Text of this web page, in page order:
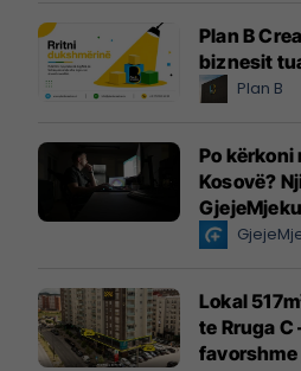
Plan B
biznesit
Plan B
Po kërkoni
Kosovë?
Lokal
te Rruga C